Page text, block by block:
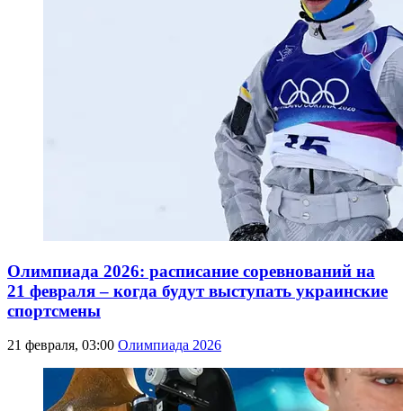
Олимпиада 2026: расписание соревнований на
21 февраля – когда будут выступать украинские
спортсмены
21 февраля, 03:00 Олимпиада 2026